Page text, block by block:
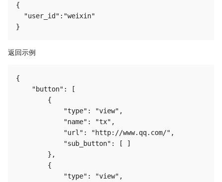
{
  "user_id":"weixin"
返回示例
{
    "button": [
        {
            "type": "view",
            "name": "tx",
            "url": "http://www.qq.com/",
            "sub_button": [ ]
        },
        {
            "type": "view",